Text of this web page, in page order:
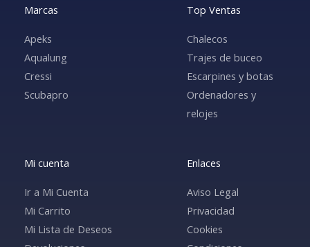
Marcas
Apeks
Aqualung
Cressi
Scubapro
Top Ventas
Chalecos
Trajes de buceo
Escarpines y botas
Ordenadores y
relojes
Mi cuenta
Ir a Mi Cuenta
Mi Carrito
Mi Lista de Deseos
Enlaces
Aviso Legal
Privacidad
Cookies